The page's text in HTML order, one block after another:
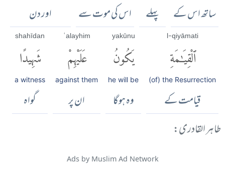
ساتھ اس کے پہلے اس کی موت سے اور دن
l-qiyāmati
ٱلْقِيَٰمَةِ
(of) the Resurrection
قیامت کے
yakūnu
يَكُونُ
he will be
وہ ہوگا
ʿalayhim
عَلَيْهِمْ
against them
ان پر
shahīdan
شَهِيدًا
a witness
گواہ
طاہر القادری:
Ads by Muslim Ad Network